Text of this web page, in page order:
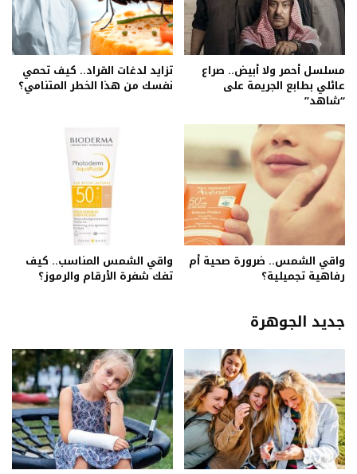
مسلسل أحمر ولا أبيض.. صراع
عائلي بطابع الجريمة على
“شاهد”
تزايد لدغات القراد.. كيف تحمي
نفسك من هذا الخطر المتنامي؟
واقي الشمس.. ضرورة صحية أم
رفاهية تجميلية؟
واقي الشمس المناسب.. كيف
تفك شفرة الأرقام والرموز؟
جديد الجوهرة